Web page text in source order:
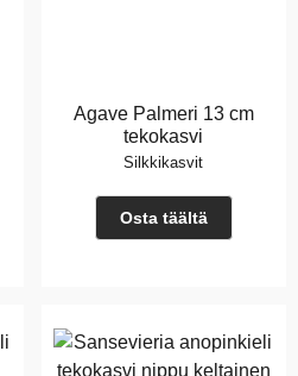
Agave Palmeri 13 cm
tekokasvi
Silkkikasvit
Osta täältä